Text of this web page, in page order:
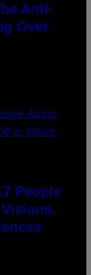
Anti-
Over
People